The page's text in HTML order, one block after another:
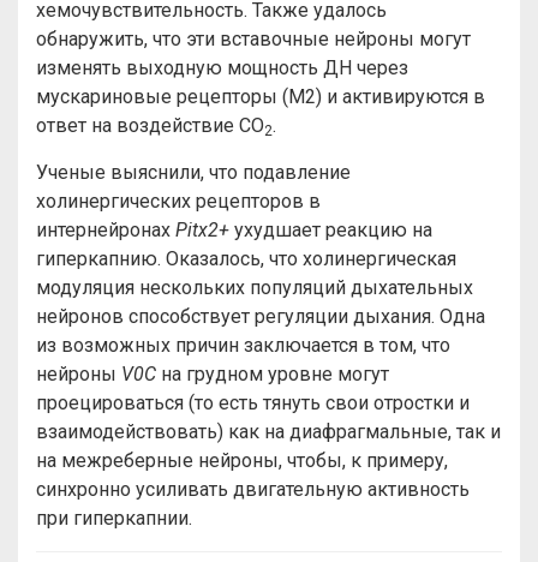
хемочувствительность. Также удалось
обнаружить, что эти вставочные нейроны могут
изменять выходную мощность ДН через
мускариновые рецепторы (M2) и активируются в
ответ на воздействие CO2.
Ученые выяснили, что подавление
холинергических рецепторов в
интернейронах Pitx2+ ухудшает реакцию на
гиперкапнию. Оказалось, что холинергическая
модуляция нескольких популяций дыхательных
нейронов способствует регуляции дыхания. Одна
из возможных причин заключается в том, что
нейроны V0C на грудном уровне могут
проецироваться (то есть тянуть свои отростки и
взаимодействовать) как на диафрагмальные, так и
на межреберные нейроны, чтобы, к примеру,
синхронно усиливать двигательную активность
при гиперкапнии.